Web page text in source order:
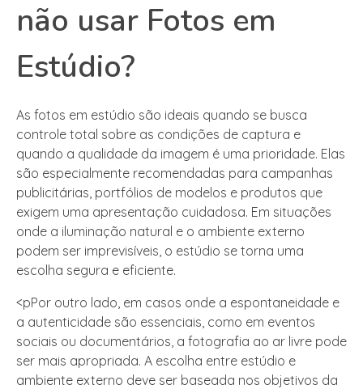
não usar Fotos em
Estúdio?
As fotos em estúdio são ideais quando se busca
controle total sobre as condições de captura e
quando a qualidade da imagem é uma prioridade. Elas
são especialmente recomendadas para campanhas
publicitárias, portfólios de modelos e produtos que
exigem uma apresentação cuidadosa. Em situações
onde a iluminação natural e o ambiente externo
podem ser imprevisíveis, o estúdio se torna uma
escolha segura e eficiente.
<pPor outro lado, em casos onde a espontaneidade e
a autenticidade são essenciais, como em eventos
sociais ou documentários, a fotografia ao ar livre pode
ser mais apropriada. A escolha entre estúdio e
ambiente externo deve ser baseada nos objetivos da